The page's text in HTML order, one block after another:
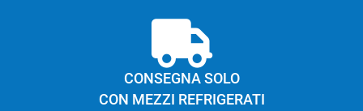
CONSEGNA SOLO
CON MEZZI REFRIGERATI